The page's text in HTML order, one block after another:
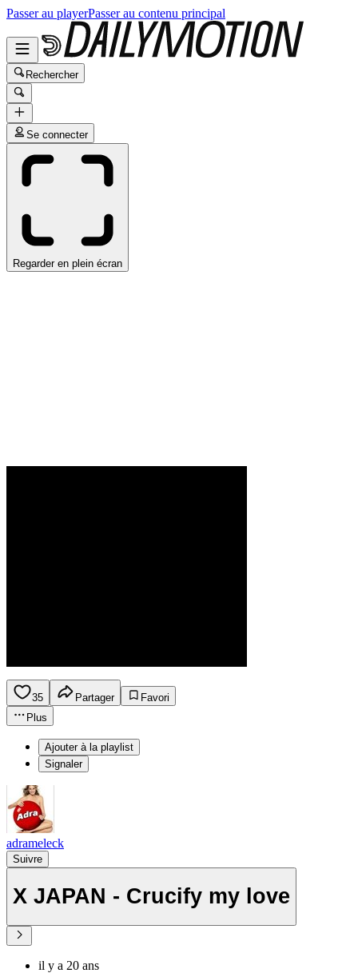
Passer au playerPasser au contenu principal
Rechercher
Se connecter
Regarder en plein écran
35 Partager
Favori
Plus
Ajouter à la playlist
Signaler
adrameleck
Suivre
X JAPAN - Crucify my love
il y a 20 ans